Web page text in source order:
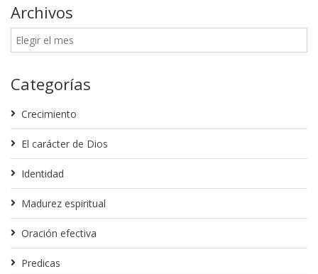
Archivos
Categorías
Crecimiento
El carácter de Dios
Identidad
Madurez espiritual
Oración efectiva
Predicas